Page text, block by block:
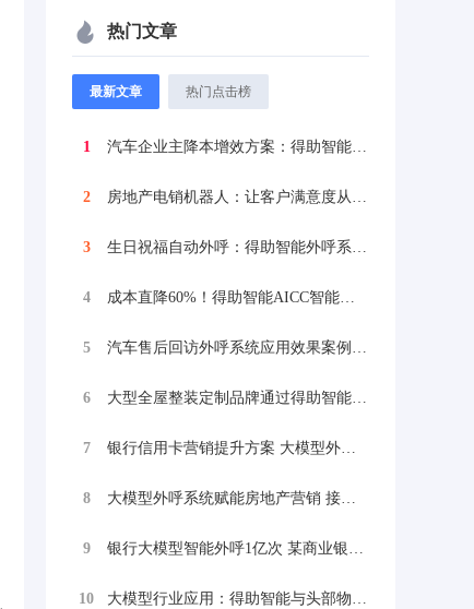
热门文章
最新文章 热门点击榜
1 汽车企业主降本增效方案：得助智能外呼系统...
2 房地产电销机器人：让客户满意度从78%飙...
3 生日祝福自动外呼：得助智能外呼系统为教育...
4 成本直降60%！得助智能AICC智能联络...
5 汽车售后回访外呼系统应用效果案例：得助智...
6 大型全屋整装定制品牌通过得助智能外呼机器...
7 银行信用卡营销提升方案 大模型外呼助力银...
8 大模型外呼系统赋能房地产营销 接通率高达...
9 银行大模型智能外呼1亿次 某商业银行业绩...
10 大模型行业应用：得助智能与头部物流企业合...